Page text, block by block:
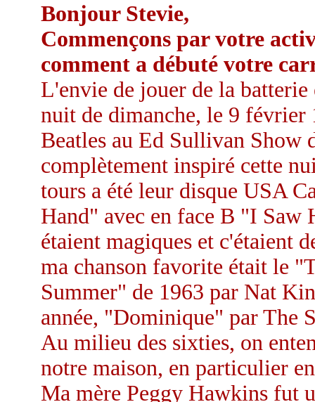
Bonjour Stevie,
Commençons par votre
comment a débuté votre
L'envie de jouer de la batterie
nuit de dimanche, le 9 février
Beatles au Ed Sullivan Show
complètement inspiré cette
tours a été leur disque USA
Hand" avec en face B "I Saw
étaient magiques et c'étaient
ma chanson favorite était le
Summer" de 1963 par Nat
année, "Dominique" par The
Au milieu des sixties, on
notre maison, en particulier
Ma mère Peggy Hawkins fut